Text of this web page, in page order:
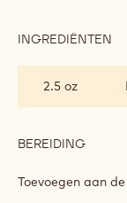
INGREDIËNTEN
2.5 oz
BEREIDING
VAN
Toevoegen aan